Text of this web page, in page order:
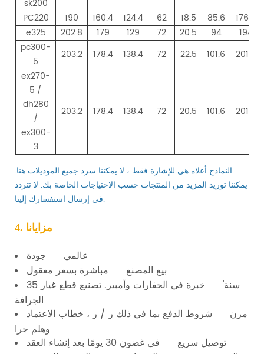
sk200
PC220 190 160.4 124.4 62 18.5 85.6
176.4
e325
202.8 179 129 72 20.5 94
194
pc300-
5
203.2 178.4 138.4 72 22.5 101.6
201.6
ex270-
5 /
dh280
/
ex300-
3
203.2 178.4 138.4 72 20.5 101.6 201.6
النماذج أعلاه هي للإشارة فقط ، لا يمكننا سرد جميع الموديلات هنا.
يمكننا توريد المزيد من المنتجات حسب الاحتياجات الخاصة بك. لا تتردد
في إرسال استفسارك إلينا.
4. مزايانا
عالمي جودة
بيع المصنع مباشرة بسعر معقول
35 سنة' خبرة في الحفارات وأمبير. تصنيع قطع غيار
الجرافة
مرن شروط الدفع بما في ذلك ر / ر ، خطاب الاعتماد
وهلم جرا
توصيل سريع في غضون 30 يومًا بعد إنشاء العقد